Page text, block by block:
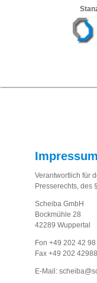
Impressum
Verantwortlich für
Presserechts, des
Scheiba GmbH
Bockmühle 28
42289 Wuppertal
Fon+49 202 42
Fax +49 202
E-Mail: